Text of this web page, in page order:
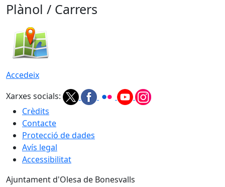
Plànol / Carrers
Accedeix
Xarxes socials:
Crèdits
Contacte
Protecció de dades
Avís legal
Accessibilitat
Ajuntament d'Olesa de Bonesvalls